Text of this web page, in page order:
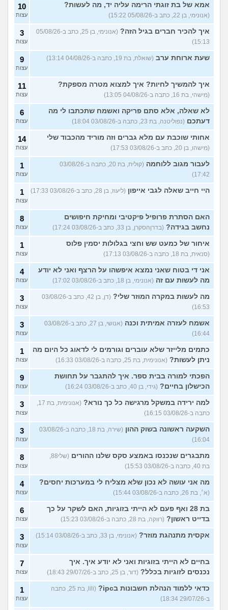
אנשים באיזור שלי משחררים
את הכלבים והם לרוב מזן
מסוכן,איזה כלי יעזור לי
להתגונן? (Anon, בן 20)
2
עצות
רוצה להביא את הכלב שלי
מחול אבל נתבג לא מאמין לי
שהוא איתי מעל 90 יום,איך
4
עצות
הכלב לא מאפשר את זה,
רוצים למסור אותו למשפחה
(אנונימיתh, בת 34)
עצות
עוד שאלות חדשות במדור
אמא של בת זוגתי הרימה עליה יד, מה לעשות?
(אנונימי, בן 22, כתב ב-05/08/26 15:22)
10
עצות
איך להכיר חברים בגיל הזה?
(אנונימי, בן 25, כתב ב-05/08/26
15:13)
3
עצות
שעת ארוחת ערב (שואלת, בת 19, כתבה ב-04/08/26 13:14) 9
עצות
איך להמשיך לחיות? איך למצוא מטרה מספקת?
(מישהי, בת 16, כתבה ב-04/08/26 13:05)
11
עצות
לא שאלה, אלא סתם פריקה ואשמח שתכתבו לי מה
דעתכם (נפוליטנה, בת 23, כתבה ב-03/08/26 18:04)
6
עצות
אחותי שוכבת עם מלא גברים וזה מוריד מהכבוד שלי
(מישהו, בן 20, כתב ב-03/08/26 17:53)
14
עצות
לעבור מגוב ללוחמה
(קולית, בת 20, כתבה ב-03/08/26
17:42)
1
עצות
היי חייב שאלה לגבי אייפון (ליעוז, בן 28, כתב ב-03/08/26 17:33) 1
עצות
האם הסתרת פרופיל פיקטיבי ומחיקת חיפושים
נחשב בגידה? (בדרןהסקרן, בן 33, כתב ב-03/08/26 17:24)
8
עצות
איחור של כמעט שש וחצי בגלולות יסמין פלוס
(סנאית, בת 18, כתבה ב-03/08/26 17:13)
1
עצות
אני די בטוח שאני נמצא איפשהו על הרצף ואני לא יודע
מה לעשות עם זה (אנונימי, בן 18, כתב ב-03/08/26 17:02)
4
עצות
מה לעשות במקרה המוזר שלי?
(דן, בן 42, כתב ב-03/08/26
16:53)
3
עצות
אשמח לעזרה אמיתית וכנה
(אנושי, בן 27, כתב ב-03/08/26
16:44)
3
עצות
כתמים מלייזר שלא עוברים וגורמים לי לדאוג כל היום מה
ניתן לעשות? (אנונימית, בת 25, כתבה ב-03/08/26 16:33)
1
עצות
הפכתי למורה בבית ספר. איך להתגבר על תחושת
הכישלון בחיים? (גידי, בן 40, כתב ב-03/08/26 16:24)
9
עצות
למה ירידה במשקל מרגישה כל כך נורא?
(אנונימית, בת 17,
כתבה ב-03/08/26 16:15)
3
עצות
השקעה ראשונה בשוק ההון
(שירה, בת 18, כתבה ב-03/08/26
16:04)
3
עצות
מתבגרים שנכנסו באמצע סקס שלנו ההורים
(שלי88,
בת 40, כתבה ב-03/08/26 15:53)
8
עצות
מה אני עושה לא נכון שלא מצליח לי במערכות יחסים?
(א׳, בת 26, כתבה ב-03/08/26 15:44)
4
עצות
בת 28 ואף פעם לא הייתי בזוגיות, האם לשקר על כך
בדייט ראשון? (רווקה, בת 28, כתבה ב-03/08/26 15:23)
6
עצות
אקסית מתנהגת מוזר? (אנונימי, בן 33, כתב ב-03/08/26 15:14) 3
עצות
בחיים לא הייתי בזוגיות ואני לא יודע איך. איך
נכנסים לזוגיות בכלל? (דור, בן 25, כתב ב-29/07/26 18:43)
7
עצות
כדאי ללמוד הנהלת חשבונות בipc?
(lili, בת 25, כתבה
ב-29/07/26 18:34)
1
עצות